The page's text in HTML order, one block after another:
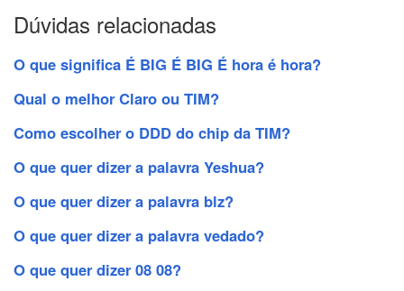
Dúvidas relacionadas
O que significa É BIG É BIG É hora é hora?
Qual o melhor Claro ou TIM?
Como escolher o DDD do chip da TIM?
O que quer dizer a palavra Yeshua?
O que quer dizer a palavra blz?
O que quer dizer a palavra vedado?
O que quer dizer 08 08?